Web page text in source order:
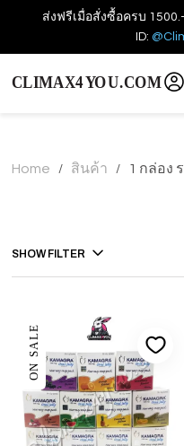
ส่งฟรีเมื่อสั่งซื้อครบ
ID:
Home / สินค้า / 1 กล่อง
SHOW FILTER
ON SALE